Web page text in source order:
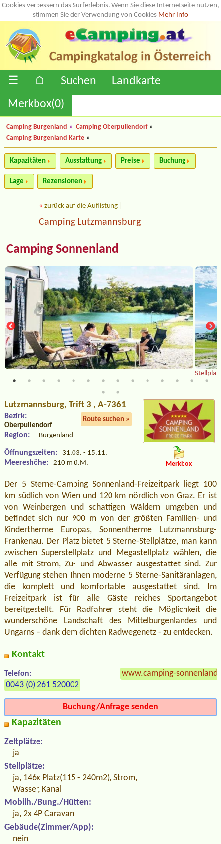
Cookies verbessern das Surferlebnis. Wenn Sie diese Internetseite nutzen,
stimmen Sie der Verwendung von Cookies Mehr Info
☰ ⌂ Suchen
Landkarte
Merkbox(0)
Camping Burgenland » Camping Oberpullendorf »
Camping Burgenland Karte »
Kapazitäten Ausstattung Preise Buchung
Lage Rezensionen
« zurück auf die Auflistung
Camping Lutzmannsburg
Camping Sonnenland
Lutzmannsburg, Trift 3 , A-7361
Route suchen »
Bezirk:
Oberpullendorf
Region: Burgenland
Öffnungszeiten: 31.03. - 15.11.
Meereshöhe: 210 m ü.M. Merkbox
Der 5 Sterne-Camping Sonnenland-Freizeitpark liegt 100
km südlich von Wien und 120 km nördlich von Graz. Er ist
von Weinbergen und schattigen Wäldern umgeben und
befindet sich nur 900 m von der größten Familien- und
Kindertherme Europas, Sonnentherme Lutzmannsburg-
Frankenau. Der Platz bietet 5 Sterne-Stellplätze, man kann
zwischen Superstellplatz und Megastellplatz wählen, die
alle mit Strom, Zu- und Abwasser ausgestattet sind. Zur
Verfügung stehen Ihnen moderne 5 Sterne-Sanitäranlagen,
die komplett und komfortable ausgestattet sind. Im
Freizeitpark ist für alle Gäste reiches Sportangebot
bereitgestellt. Für Radfahrer steht die Möglichkeit die
wunderschöne Landschaft des Mittelburgenlandes und
Ungarns – dank dem dichten Radwegenetz - zu entdecken.
Kontakt
Telefon:
0043 (0) 261 520002
www.camping-
Buchung/Anfrage senden
Kapazitäten
Zeltplätze:
ja
Stellplätze:
ja, 146x Platz(115 - 240m2), Strom,
Wasser, Kanal
Mobilh./Bung./Hütten:
ja, 2x 4P Caravan
Gebäude(Zimmer/App):
nein